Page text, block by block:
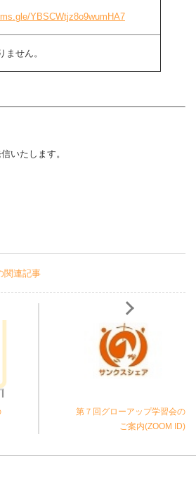
YBSCWtjz8o9wumHA7
せん。
いたします。
関連記事
第７回グローアップ学習会の
ご案内(ZOOM ID)